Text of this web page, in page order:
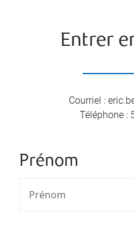
Entrer
Courriel :
Téléphone :
Prénom